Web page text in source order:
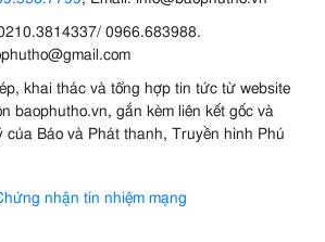
0966.683988.
khai thác và tổng hợp tin tức từ website
baophutho.vn, gắn kèm liên kết gốc và
của Báo và Phát thanh, Truyền hình Phú